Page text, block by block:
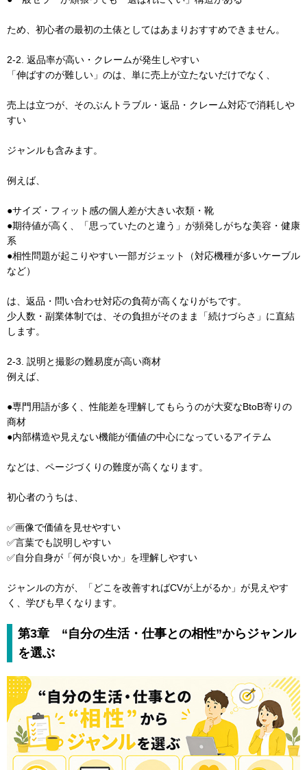
ため、初心者の最初の土俵としてはあまりおすすめできません。
2-2. 返品率が高い・クレームが発生しやすい
「伸ばすのが難しい」のは、単に売上が立たないだけでなく、
売上は立つが、そのぶんトラブル・返品・クレーム対応で消耗しや
すい
ジャンルも含みます。
例えば、
●サイズ・フィット感の個人差が大きい衣類・靴
●期待値が高く、「思っていたのと違う」が頻発しがちな美容・健康
系
●相性問題が起こりやすい一部ガジェット（対応機種が多いケーブル
など）
は、返品・問い合わせ対応の負荷が高くなりがちです。
少人数・副業体制では、その負担がそのまま「続けづらさ」に直結
します。
2-3. 説明と撮影の難易度が高い商材
例えば、
●専門用語が多く、性能差を理解してもらうのが大変なBtoB寄りの
商材
●内部構造や見えない機能が価値の中心になっているアイテム
などは、ページづくりの難度が高くなります。
初心者のうちは、
✅画像で価値を見せやすい
✅言葉でも説明しやすい
✅自分自身が「何が良いか」を理解しやすい
ジャンルの方が、「どこを改善すればCVが上がるか」が見えやす
く、学びも早くなります。
第3章 “自分の生活・仕事との相性”からジャンル
を選ぶ